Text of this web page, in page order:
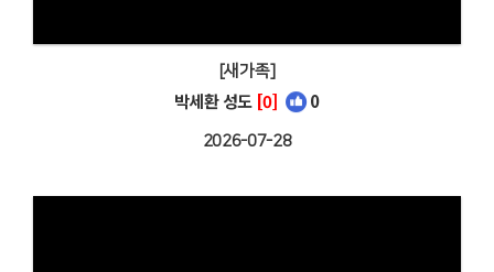
[새가족]
박세환 성도 [0] 0
2026-07-28